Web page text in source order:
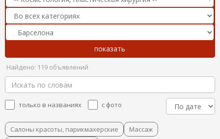
Найдено: 119 объявлений
только в названиях с фото
Салоны красоты, парикмахерские
Массаж